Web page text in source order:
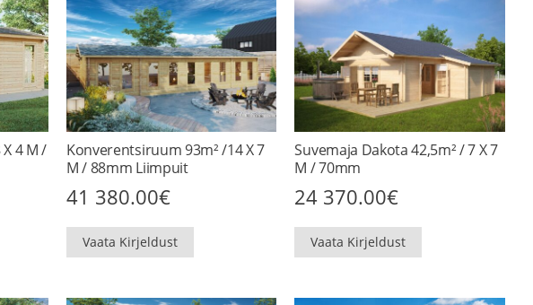
4 M /
Konverentsiruum 93m² /14 X 7
M / 88mm Liimpuit
41 380.00€
Vaata Kirjeldust
Suvemaja Dakota 42,5m² / 7 X 7
M / 70mm
24 370.00€
Vaata Kirjeldust